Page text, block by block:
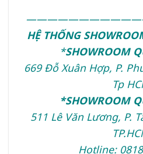
HỆ THỐNG
*SHOWROOM
669 Đỗ Xuân Hợp, P.
Tp
*SHOWROOM
511 Lê Văn Lương, P.
Hotline: